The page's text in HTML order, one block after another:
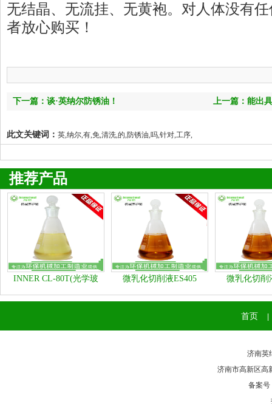
无结晶、无流挂、无黄袍。对人体没有
者放心购买！
上一篇：能出
下一篇：谈·英纳尔防锈油！
此文关键词： 英,纳尔,有,免,清洗,的,防锈油,吗,针对,工序,
推荐产品
INNER CL-80T(光学玻
微乳化切削液ES405 微乳化切削
首页
济南英
济南市高新区高
备案号